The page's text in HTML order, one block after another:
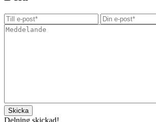
Delning skickad!